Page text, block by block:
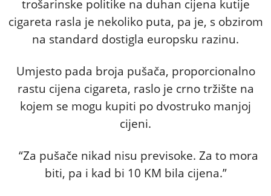
trošarinske politike na duhan cijena kutije
cigareta rasla je nekoliko puta, pa je, s obzirom
na standard dostigla europsku razinu.
Umjesto pada broja pušača, proporcionalno
rastu cijena cigareta, raslo je crno tržište na
kojem se mogu kupiti po dvostruko manjoj
cijeni.
“Za pušače nikad nisu previsoke. Za to mora
biti, pa i kad bi 10 KM bila cijena.”